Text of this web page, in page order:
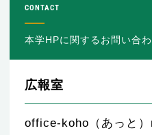
CONTACT
本学HPに関するお問い合
広報室
office-koho（あっと